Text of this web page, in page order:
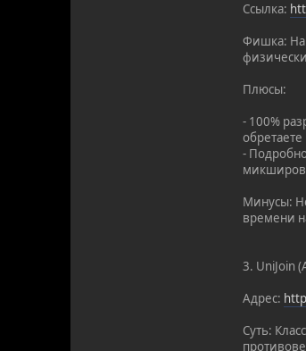
Ссылка:
Фишка:
Плюсы:
- 100%
-
Минусы:
времени
3. UniJoin
Адрес:
Суть: